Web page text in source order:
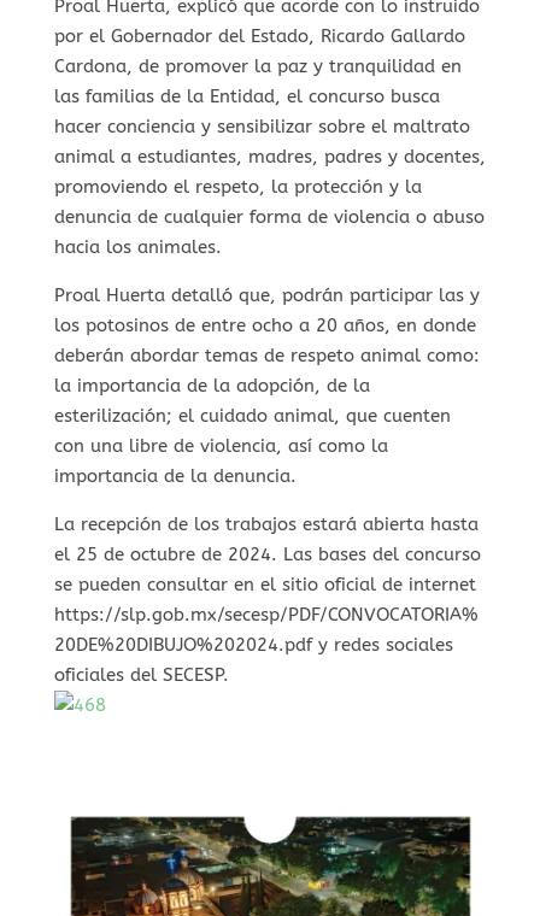
Proal Huerta, explicó que acorde con lo instruido
por el Gobernador del Estado, Ricardo Gallardo
Cardona, de promover la paz y tranquilidad en
las familias de la Entidad, el concurso busca
hacer conciencia y sensibilizar sobre el maltrato
animal a estudiantes, madres, padres y docentes,
promoviendo el respeto, la protección y la
denuncia de cualquier forma de violencia o abuso
hacia los animales.
Proal Huerta detalló que, podrán participar las y
los potosinos de entre ocho a 20 años, en donde
deberán abordar temas de respeto animal como:
la importancia de la adopción, de la
esterilización; el cuidado animal, que cuenten
con una libre de violencia, así como la
importancia de la denuncia.
La recepción de los trabajos estará abierta hasta
el 25 de octubre de 2024. Las bases del concurso
se pueden consultar en el sitio oficial de internet
https://slp.gob.mx/secesp/PDF/CONVOCATORIA%
20DE%20DIBUJO%202024.pdf y redes sociales
oficiales del SECESP.